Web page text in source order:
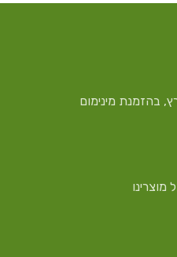
בהזמנת מינימום
מוצרינו